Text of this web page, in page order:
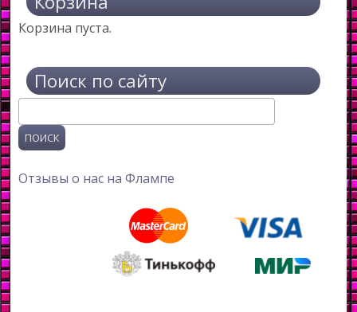
Корзина пуста.
Поиск по сайту
Отзывы о нас на Флампе